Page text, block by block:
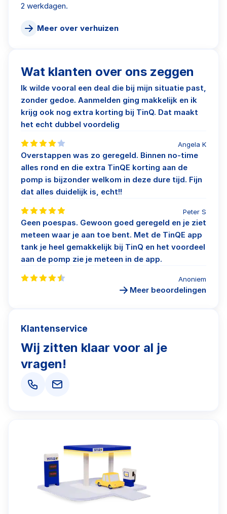
2 werkdagen.
Meer over verhuizen
Wat klanten over ons zeggen
Ik wilde vooral een deal die bij mijn situatie past,
zonder gedoe. Aanmelden ging makkelijk en ik
krijg ook nog extra korting bij TinQ. Dat maakt
het echt dubbel voordelig
Angela K
Overstappen was zo geregeld. Binnen no-time
alles rond en die extra TinQE korting aan de
pomp is bijzonder welkom in deze dure tijd. Fijn
dat alles duidelijk is, echt!!
Peter S
Geen poespas. Gewoon goed geregeld en je ziet
meteen waar je aan toe bent. Met de TinQE app
tank je heel gemakkelijk bij TinQ en het voordeel
aan de pomp zie je meteen in de app.
Anoniem
Meer beoordelingen
Klantenservice
Wij zitten klaar voor al je
vragen!